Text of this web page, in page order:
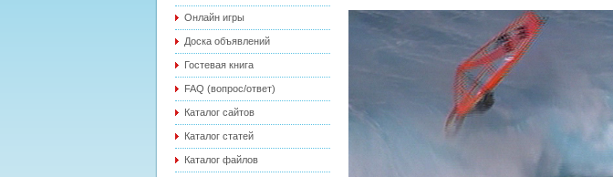
Онлайн игры
Доска объявлений
Гостевая книга
FAQ (вопрос/ответ)
Каталог сайтов
Каталог статей
Каталог файлов